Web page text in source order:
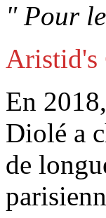
" Pour
Aristid's
En
Diolé a
de